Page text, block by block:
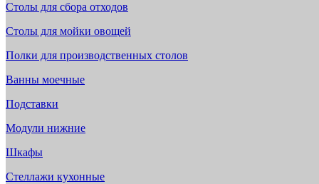
Столы для сбора отходов
Столы для мойки овощей
Полки для производственных столов
Ванны моечные
Подставки
Модули нижние
Шкафы
Стеллажи кухонные